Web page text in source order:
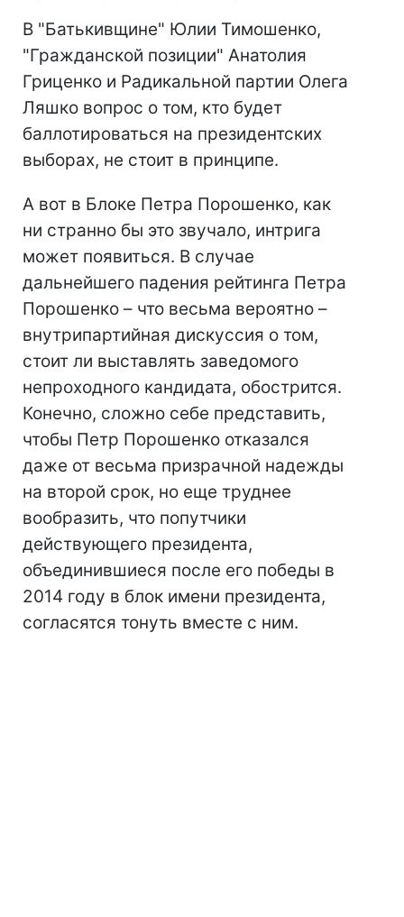
В "Батькивщине" Юлии Тимошенко,
"Гражданской позиции" Анатолия
Гриценко и Радикальной партии Олега
Ляшко вопрос о том, кто будет
баллотироваться на президентских
выборах, не стоит в принципе.
А вот в Блоке Петра Порошенко, как
ни странно бы это звучало, интрига
может появиться. В случае
дальнейшего падения рейтинга Петра
Порошенко – что весьма вероятно –
внутрипартийная дискуссия о том,
стоит ли выставлять заведомого
непроходного кандидата, обострится.
Конечно, сложно себе представить,
чтобы Петр Порошенко отказался
даже от весьма призрачной надежды
на второй срок, но еще труднее
вообразить, что попутчики
действующего президента,
объединившиеся после его победы в
2014 году в блок имени президента,
согласятся тонуть вместе с ним.